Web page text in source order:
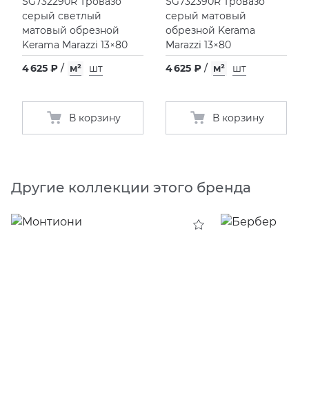
серый светлый
матовый обрезной
Kerama Marazzi 13×80
4 625 ₽ / м² шт
В корзину
серый матовый
обрезной Kerama
Marazzi 13×80
4 625 ₽ / м² шт
В корзину
Другие коллекции этого бренда